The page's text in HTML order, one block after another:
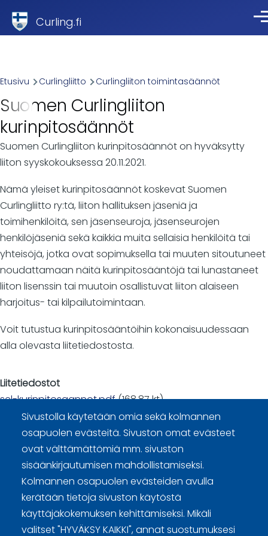
Curling.fi
Breadcrumb
Etusivu Curlingliitto Curlingliiton toimintasäännöt
Suomen Curlingliiton
kurinpitosäännöt
Suomen Curlingliiton kurinpitosäännöt on hyväksytty
liiton syyskokouksessa 20.11.2021.
Nämä yleiset kurinpitosäännöt koskevat Suomen
Curlingliitto ry:tä, liiton hallituksen jäseniä ja
toimihenkilöitä, sen jäsenseuroja, jäsenseurojen
henkilöjäseniä sekä kaikkia muita sellaisia henkilöitä tai
yhteisöjä, jotka ovat sopimuksella tai muuten sitoutuneet
noudattamaan näitä kurinpitosääntöjä tai lunastaneet
liiton lisenssin tai muutoin osallistuvat liiton alaiseen
harjoitus- tai kilpailutoimintaan.
Voit tutustua kurinpitosääntöihin kokonaisuudessaan
alla olevasta liitetiedostosta.
Liitetiedostot
scl-kurinpitosaannot.pdf(168.87 kt)
Sivustolla käytetään omia sekä kolmannen
osapuolen evästeitä. Sivuston omat evästeet
ovat välttämättömiä mm. sivuston
sisäänkirjautumisen mahdollistamiseksi.
Kolmannen osapuolen evästeiden avulla
kerätään tietoja sivuston käytöstä
käyttäjäkokemuksen kehittämiseksi. Mikäli
valitset "HYVÄKSY KAIKKI", annat suostumuksesi
Curling Finland
Curling.fi